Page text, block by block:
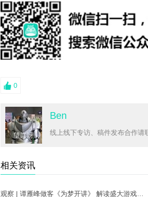
0
Ben
线上线下专访、稿件发布合作
相关资讯